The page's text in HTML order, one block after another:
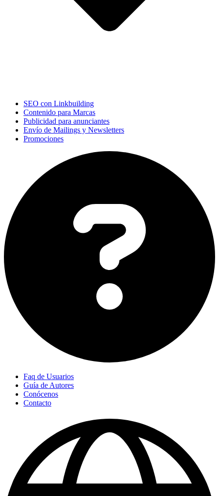
SEO con Linkbuilding
Contenido para Marcas
Publicidad para anunciantes
Envío de Mailings y Newsletters
Promociones
Faq de Usuarios
Guía de Autores
Conócenos
Contacto